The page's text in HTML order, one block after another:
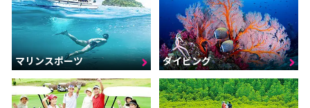
マリンスポーツ ダイビング